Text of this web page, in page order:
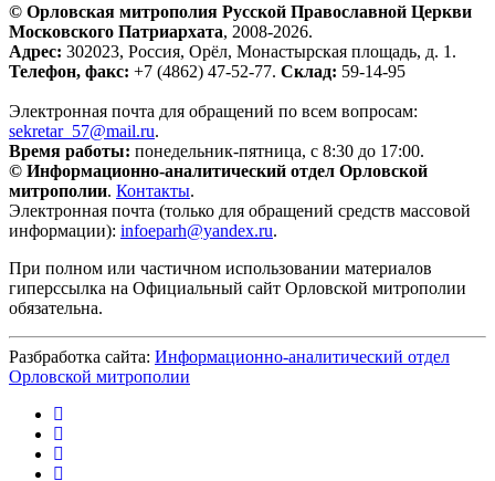
© Орловская митрополия Русской Православной Церкви
Московского Патриархата, 2008-2026.
Адрес: 302023, Россия, Орёл, Монастырская площадь, д. 1.
Телефон, факс: +7 (4862) 47-52-77. Склад: 59-14-95
Электронная почта для обращений по всем вопросам:
sekretar_57@mail.ru.
Время работы: понедельник-пятница, с 8:30 до 17:00.
© Информационно-аналитический отдел Орловской
митрополии. Контакты.
Электронная почта (только для обращений средств массовой
информации): infoeparh@yandex.ru.
При полном или частичном использовании материалов
гиперссылка на Официальный сайт Орловской митрополии
обязательна.
Разбработка сайта: Информационно-аналитический отдел
Орловской митрополии